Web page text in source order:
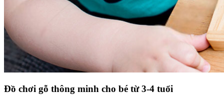
Đồ chơi gỗ thông minh cho bé từ 3-4 tuổi